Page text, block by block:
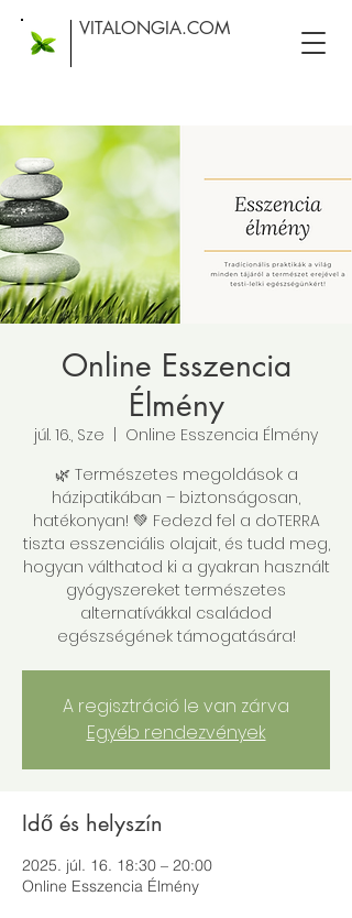
VITALONGIA.COM
Online Esszencia
Élmény
júl. 16., Sze
Online Esszencia Élmény
🌿 Természetes megoldások a
házipatikában – biztonságosan,
hatékonyan! 💚 Fedezd fel a doTERRA
tiszta esszenciális olajait, és tudd meg,
hogyan válthatod ki a gyakran használt
gyógyszereket természetes
alternatívákkal családod
egészségének támogatására!
A regisztráció le van zárva
Egyéb rendezvények
Idő és helyszín
2025. júl. 16. 18:30 – 20:00
Online Esszencia Élmény